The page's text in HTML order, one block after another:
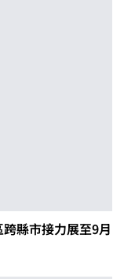
縣市接力展至9月